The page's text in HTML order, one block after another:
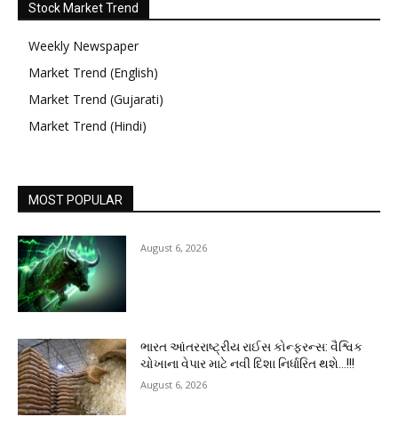
Stock Market Trend
Weekly Newspaper
Market Trend (English)
Market Trend (Gujarati)
Market Trend (Hindi)
MOST POPULAR
August 6, 2026
ભારત આંતરરાષ્ટ્રીય રાઈસ કોન્ફરન્સ: વૈશ્વિક
ચોખાના વેપાર માટે નવી દિશા નિર્ધારિત થશે…!!!
August 6, 2026